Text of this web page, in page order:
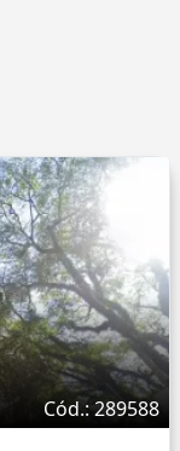
Cód.: 289588